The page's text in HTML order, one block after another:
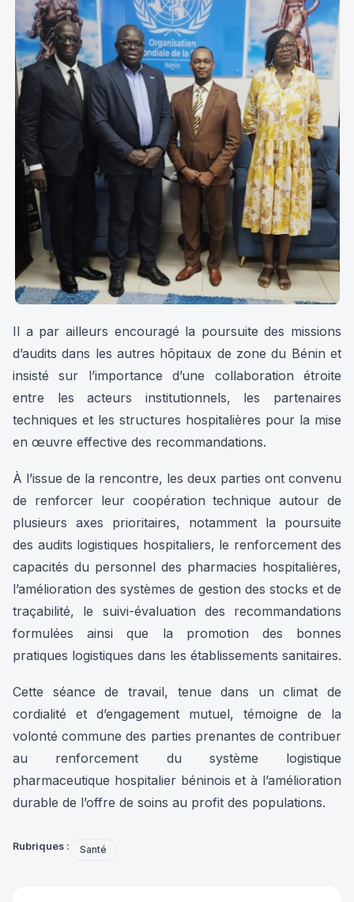
Il a par ailleurs encouragé la poursuite des missions
d’audits dans les autres hôpitaux de zone du Bénin et
insisté sur l’importance d’une collaboration étroite
entre les acteurs institutionnels, les partenaires
techniques et les structures hospitalières pour la mise
en œuvre effective des recommandations.
À l’issue de la rencontre, les deux parties ont convenu
de renforcer leur coopération technique autour de
plusieurs axes prioritaires, notamment la poursuite
des audits logistiques hospitaliers, le renforcement des
capacités du personnel des pharmacies hospitalières,
l’amélioration des systèmes de gestion des stocks et de
traçabilité, le suivi-évaluation des recommandations
formulées ainsi que la promotion des bonnes
pratiques logistiques dans les établissements sanitaires.
Cette séance de travail, tenue dans un climat de
cordialité et d’engagement mutuel, témoigne de la
volonté commune des parties prenantes de contribuer
au renforcement du système logistique
pharmaceutique hospitalier béninois et à l’amélioration
durable de l’offre de soins au profit des populations.
Rubriques : Santé